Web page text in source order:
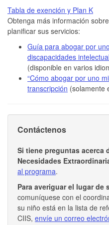
Tabla de exención y Plan K
Obtenga más información
planificar sus servicios:
Guía para abogar por
discapacidades
(disponible en varios
“Cómo abogar por uno
transcripción (solamente
Contáctenos
Si tiene preguntas acerca
Necesidades
al programa.
Para averiguar el lugar de
comuníquese con el
su niño está en la lista de
CIIS, envíe un correo